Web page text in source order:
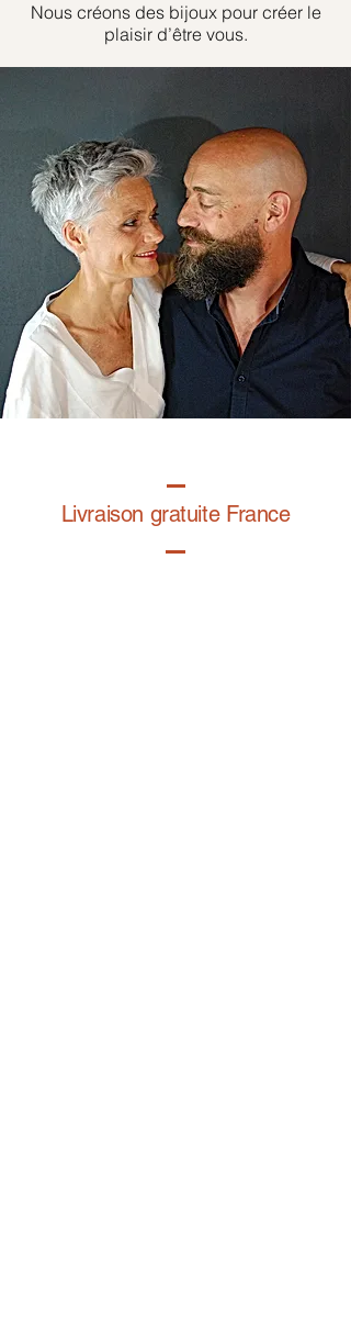
Nous créons des bijoux pour créer le
plaisir d’être vous.
Livraison gratuite France